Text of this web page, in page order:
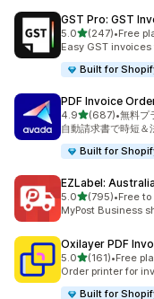
GST Pro: GST
5.05つ星中
(247)
合計レビュー数：
•Free
Easy GST
Built for
PDF Invoice
4.95つ星中
(687)
合計レビュー数：
•無料プ
自動請求書で時短＆
Built for
EZLabel:
5.05つ星中
(795)
合計レビュー数：
•Free
MyPost Business
Oxilayer PDF
5.05つ星中
(161)
合計レビュー数：
•Free
Order printer for
Built for